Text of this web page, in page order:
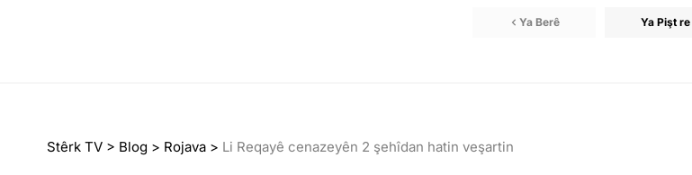
Ya Berê Ya Pişt re
Stêrk TV > Blog > Rojava > Li Reqayê cenazeyên 2 şehîdan hatin veşartin